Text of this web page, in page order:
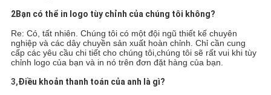
2Bạn có thể in logo tùy chỉnh của chúng tôi không?
Re: Có, tất nhiên. Chúng tôi có một đội ngũ thiết kế chuyên
nghiệp và các dây chuyền sản xuất hoàn chỉnh. Chỉ cần cung
cấp các yêu cầu chi tiết cho chúng tôi,chúng tôi sẽ rất vui khi tùy
chỉnh logo của bạn và in nó trên đơn đặt hàng của bạn.
3,Điều khoản thanh toán của anh là gì?